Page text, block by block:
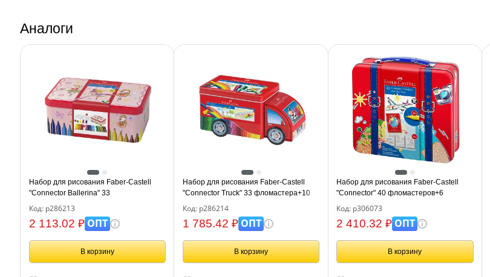
Аналоги
Набор для рисования Faber-Castell
"Connector Ballerina" 33
фломастера+10 клипс+2 карты для
раскраш.
Код: р286213
2 113.02 ₽ОПТ
В корзину
Набор для рисования Faber-Castell
"Connector Truck" 33 фломастера+10
клипс, металлическая коробка
Код: р286214
1 785.42 ₽ОПТ
В корзину
Набор для рисования Faber-Castell
"Connector" 40 фломастеров+6
клипс+паспорт раскраск., метал.
Код: р306073
2 410.32 ₽ОПТ
В корзину